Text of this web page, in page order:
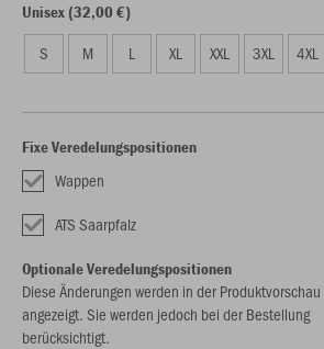
Unisex (32,00 €)
S M L XL XXL 3XL 4XL
Fixe Veredelungspositionen
Wappen
ATS Saarpfalz
Optionale Veredelungspositionen
Diese Änderungen werden in der
angezeigt. Sie werden jedoch bei der Bestellung
berücksichtigt.